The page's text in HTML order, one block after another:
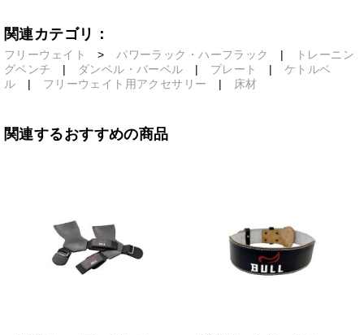
関連カテゴリ：
フリーウェイト > パワーラック・ハーフラック |
トレーニン
グベンチ
| ダンベル・バーベル | プレート | ケトルベ
ル | フリーウェイト用アクセサリー | 床材
関連するおすすめの商品